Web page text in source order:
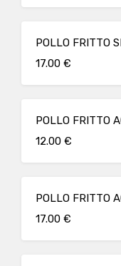
POLLO FRITTO
17.00 €
POLLO FRITTO
12.00 €
POLLO FRITTO
17.00 €